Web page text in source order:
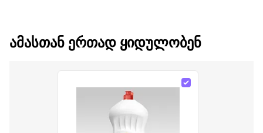
ᲐᲛᲐᲡᲗᲐᲜ ᲔᲠᲗᲐᲓ ᲧᲘᲓᲣᲚᲝᲑᲔᲜ